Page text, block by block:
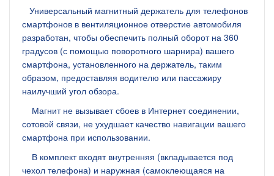
Универсальный магнитный держатель для телефонов
смартфонов в вентиляционное отверстие автомобиля
разработан, чтобы обеспечить полный оборот на 360
градусов (с помощью поворотного шарнира) вашего
смартфона, установленного на держатель, таким
образом, предоставляя водителю или пассажиру
наилучший угол обзора.
Магнит не вызывает сбоев в Интернет соединении,
сотовой связи, не ухудшает качество навигации вашего
смартфона при использовании.
В комплект входят внутренняя (вкладывается под
чехол телефона) и наружная (самоклеющаяся на